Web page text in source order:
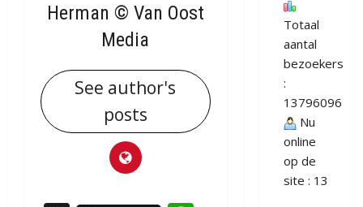
Herman © Van Oost
Media
See author's
posts
Totaal
aantal
bezoekers
:
13796096
Nu
online
op de
site : 13